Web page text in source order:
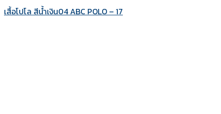
เสื้อโปโล สีน้ำเงิน04 ABC POLO – 17